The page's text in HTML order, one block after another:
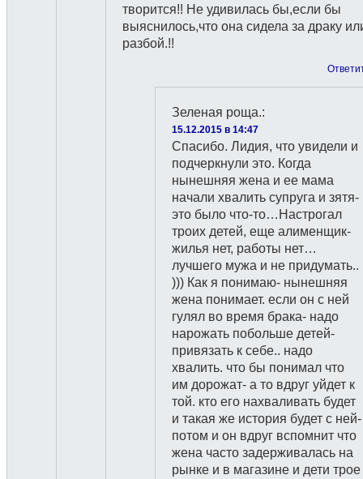
творится!! Не удивилась бы,если бы
выяснилось,что она сидела за драку
разбой.!!
Зеленая роща.:
15.12.2015 в 14:47
Спасибо. Лидия, что увидели и
подчеркнули это. Когда
нынешняя жена и ее мама
начали хвалить супруга и зятя-
это было что-то…Настрогал
троих детей, еще алименщик-
жилья нет, работы нет…
лучшего мужа и не придумать..
))) Как я понимаю- нынешняя
жена понимает. если он с ней
гулял во время брака- надо
нарожать побольше детей-
привязать к себе.. надо
хвалить. что бы понимал что
им дорожат- а то вдруг уйдет к
той. кто его нахваливать будет
и такая же история будет с ней-
потом и он вдруг вспомнит что
жена часто задерживалась на
рынке и в магазине и дети трое